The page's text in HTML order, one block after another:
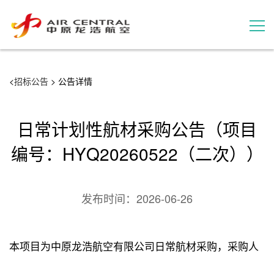
用户案例
<招标公告 > 公告详情
日常计划性航材采购公告（项目
编号：HYQ20260522（二次））
发布时间： 2026-06-26
本项目为中原龙浩航空有限公司日常航材采购，采购人